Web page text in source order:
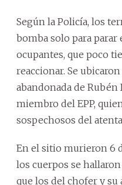
Según la Policía, los
bomba solo para parar
ocupantes, que poco
reaccionar. Se ubicaron
abandonada de Rubén
miembro del EPP,
sospechosos del
En el sitio murieron 6
los cuerpos se
que los del chofer y su